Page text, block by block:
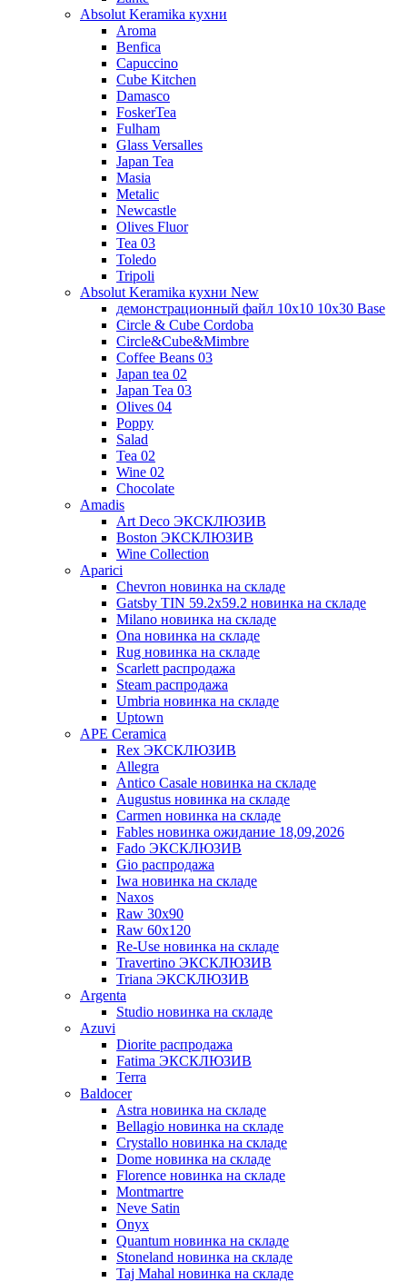
Absolut Keramika кухни
Aroma
Benfica
Capuccino
Cube Kitchen
Damasco
FoskerTea
Fulham
Glass Versalles
Japan Tea
Masia
Metalic
Newcastle
Olives Fluor
Tea 03
Toledo
Tripoli
Absolut Keramika кухни New
демонстрационный файл 10x10 10x30 Base
Circle & Cube Cordoba
Circle&Cube&Mimbre
Coffee Beans 03
Japan tea 02
Japan Tea 03
Olives 04
Poppy
Salad
Tea 02
Wine 02
Chocolate
Amadis
Art Deco ЭКСКЛЮЗИВ
Boston ЭКСКЛЮЗИВ
Wine Collection
Aparici
Chevron новинка на складе
Gatsby TIN 59.2x59.2 новинка на складе
Milano новинка на складе
Ona новинка на складе
Rug новинка на складе
Scarlett распродажа
Steam распродажа
Umbria новинка на складе
Uptown
APE Ceramica
Rex ЭКСКЛЮЗИВ
Allegra
Antico Casale новинка на складе
Augustus новинка на складе
Carmen новинка на складе
Fables новинка ожидание 18,09,2026
Fado ЭКСКЛЮЗИВ
Gio распродажа
Iwa новинка на складе
Naxos
Raw 30x90
Raw 60х120
Re-Use новинка на складе
Travertino ЭКСКЛЮЗИВ
Triana ЭКСКЛЮЗИВ
Argenta
Studio новинка на складе
Azuvi
Diorite распродажа
Fatima ЭКСКЛЮЗИВ
Terra
Baldoсer
Astra новинка на складе
Bellagio новинка на складе
Crystallo новинка на складе
Dome новинка на складе
Florence новинка на складе
Montmartre
Neve Satin
Onyx
Quantum новинка на складе
Stoneland новинка на складе
Taj Mahal новинка на складе